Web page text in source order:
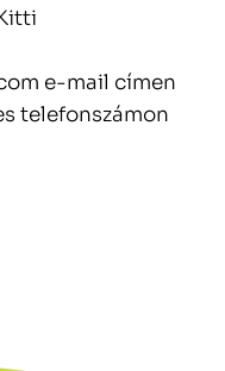
e-mail címen
telefonszámon